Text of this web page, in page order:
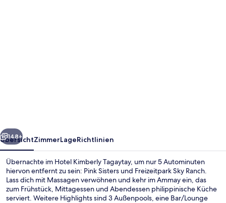
Weiter
148+
ÜbersichtZimmerLageRichtlinien
Übernachte im Hotel Kimberly Tagaytay, um nur 5 Autominuten
hiervon entfernt zu sein: Pink Sisters und Freizeitpark Sky Ranch.
Lass dich mit Massagen verwöhnen und kehr im Ammay ein, das
zum Frühstück, Mittagessen und Abendessen philippinische Küche
serviert. Weitere Highlights sind 3 Außenpools, eine Bar/Lounge